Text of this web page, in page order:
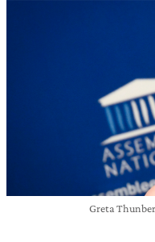
Greta